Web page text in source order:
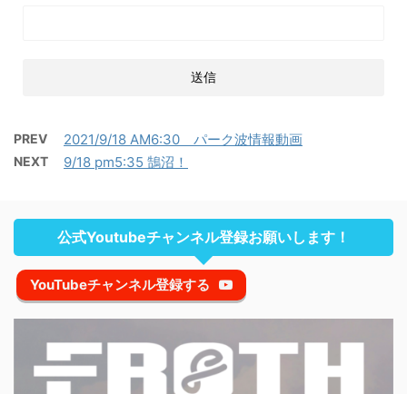
PREV 2021/9/18 AM6:30 パーク波情報動画
NEXT 9/18 pm5:35 鵠沼！
公式Youtubeチャンネル登録お願いします！
YouTubeチャンネル登録する